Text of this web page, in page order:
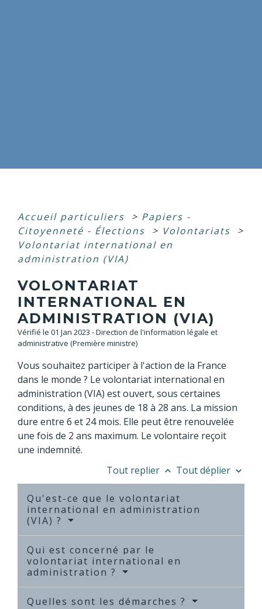
Accueil particuliers > Papiers -
Citoyenneté - Élections
> Volontariats
>
Volontariat international en
administration (VIA)
VOLONTARIAT
INTERNATIONAL EN
ADMINISTRATION (VIA)
Vérifié le 01 Jan 2023 - Direction de l'information légale et
administrative (Première ministre)
Vous souhaitez participer à l'action de la France
dans le monde ? Le volontariat international en
administration (VIA) est ouvert, sous certaines
conditions, à des jeunes de 18 à 28 ans. La mission
dure entre 6 et 24 mois. Elle peut être renouvelée
une fois de 2 ans maximum. Le volontaire reçoit
une indemnité.
Tout replier keyboard_arrow_up Tout déplier keyboard_arrow_down
Qu'est-ce que le volontariat
international en administration
(VIA) ?
Qui est concerné par le
volontariat international en
administration ?
Quelles sont les démarches ?